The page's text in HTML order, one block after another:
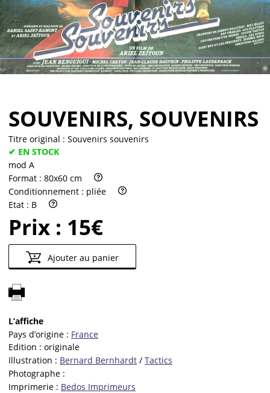
Vendre
SOUVENIRS, SOUVENIRS
Titre original : Souvenirs souvenirs
✔ EN STOCK
mod A
Format : 80x60 cm
Conditionnement : pliée
Etat : B
Prix : 15€
Ajouter au panier
L’affiche
Pays d’origine : France
Edition : originale
Illustration : Bernard Bernhardt / Tactics
Photographe :
Imprimerie : Bedos Imprimeurs